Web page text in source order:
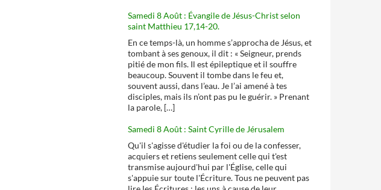
Samedi 8 Août : Évangile de Jésus-Christ selon
saint Matthieu 17,14-20.
En ce temps-là, un homme s’approcha de Jésus, et
tombant à ses genoux, il dit : « Seigneur, prends
pitié de mon fils. Il est épileptique et il souffre
beaucoup. Souvent il tombe dans le feu et,
souvent aussi, dans l’eau. Je l’ai amené à tes
disciples, mais ils n’ont pas pu le guérir. » Prenant
la parole, […]
Samedi 8 Août : Saint Cyrille de Jérusalem
Qu'il s'agisse d'étudier la foi ou de la confesser,
acquiers et retiens seulement celle qui t'est
transmise aujourd'hui par l'Église, celle qui
s'appuie sur toute l'Écriture. Tous ne peuvent pas